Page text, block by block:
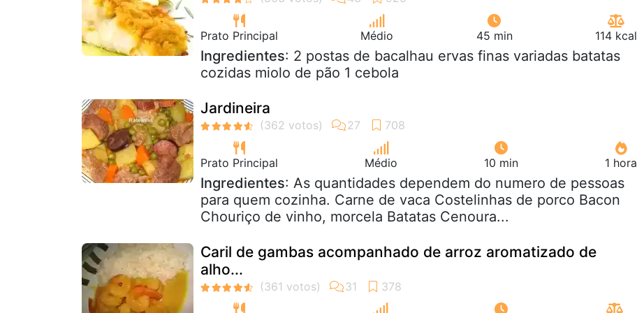
Prato Principal Médio 45 min 114 kcal
Ingredientes: 2 postas de bacalhau ervas finas variadas batatas
cozidas miolo de pão 1 cebola
Jardineira
Prato Principal Médio 10 min 1 hora
Ingredientes: As quantidades dependem do numero de pessoas
para quem cozinha. Carne de vaca Costelinhas de porco Bacon
Chouriço de vinho, morcela Batatas Cenoura...
Caril de gambas acompanhado de arroz aromatizado de
alho...